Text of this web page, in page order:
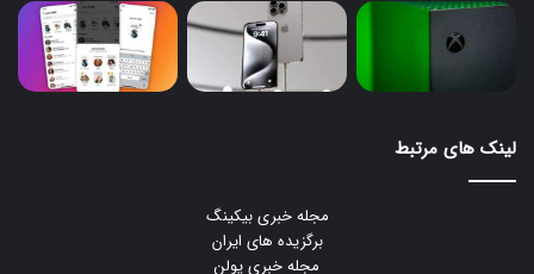
لینک های مرتبط
مجله خبری بیکینگ
برگزیده های ایران
مجله خبری یولن